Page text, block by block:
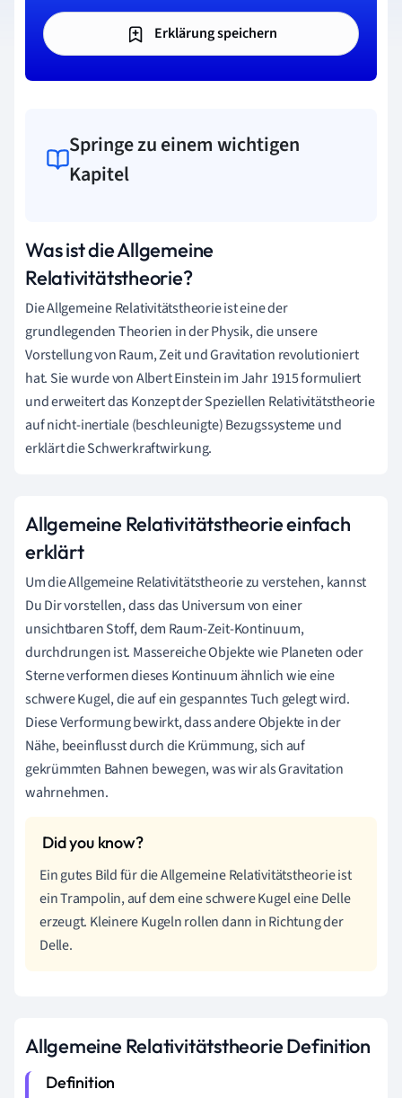
Erklärung speichern
Springe zu einem wichtigen
Kapitel
Was ist die Allgemeine
Relativitätstheorie?
Die Allgemeine Relativitätstheorie ist eine der
grundlegenden Theorien in der Physik, die unsere
Vorstellung von Raum, Zeit und Gravitation revolutioniert
hat. Sie wurde von Albert Einstein im Jahr 1915 formuliert
und erweitert das Konzept der Speziellen Relativitätstheorie
auf nicht-inertiale (beschleunigte) Bezugssysteme und
erklärt die Schwerkraftwirkung.
Allgemeine Relativitätstheorie einfach
erklärt
Um die Allgemeine Relativitätstheorie zu verstehen, kannst
Du Dir vorstellen, dass das Universum von einer
unsichtbaren Stoff, dem Raum-Zeit-Kontinuum,
durchdrungen ist. Massereiche Objekte wie Planeten oder
Sterne verformen dieses Kontinuum ähnlich wie eine
schwere Kugel, die auf ein gespanntes Tuch gelegt wird.
Diese Verformung bewirkt, dass andere Objekte in der
Nähe, beeinflusst durch die Krümmung, sich auf
gekrümmten Bahnen bewegen, was wir als Gravitation
wahrnehmen.
Ein gutes Bild für die Allgemeine Relativitätstheorie ist
ein Trampolin, auf dem eine schwere Kugel eine Delle
erzeugt. Kleinere Kugeln rollen dann in Richtung der
Delle.
Allgemeine Relativitätstheorie Definition